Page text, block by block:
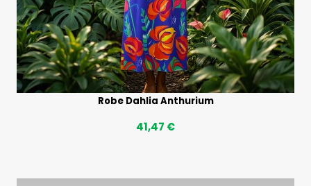
Robe Dahlia Anthurium
41,47 €